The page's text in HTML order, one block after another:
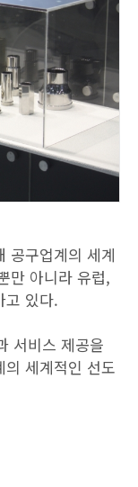
공구업계의 세계
만 아니라 유럽,
고 있다.
서비스 제공을
세계적인 선도